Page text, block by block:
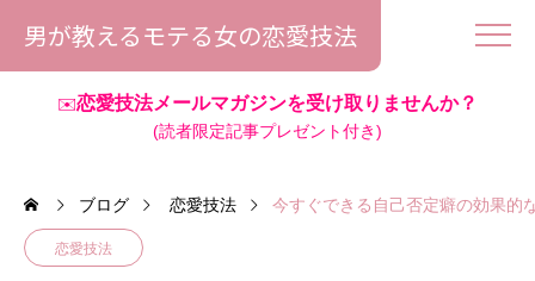
男が教えるモテる女の恋愛技法
✉️恋愛技法メールマガジンを受け取りませんか？
(読者限定記事プレゼント付き)
ブログ 恋愛技法 今すぐできる自己否定癖の効果的
恋愛技法